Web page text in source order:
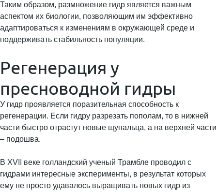
Таким образом, размножение гидр является важным
аспектом их биологии, позволяющим им эффективно
адаптироваться к изменениям в окружающей среде и
поддерживать стабильность популяции.
Регенерация у
пресноводной гидры
У гидр проявляется поразительная способность к
регенерации. Если гидру разрезать пополам, то в нижней
части быстро отрастут новые щупальца, а на верхней части
– подошва.
В XVII веке голландский ученый Трамбле проводил с
гидрами интересные эксперименты, в результат которых
ему не просто удавалось выращивать новых гидр из